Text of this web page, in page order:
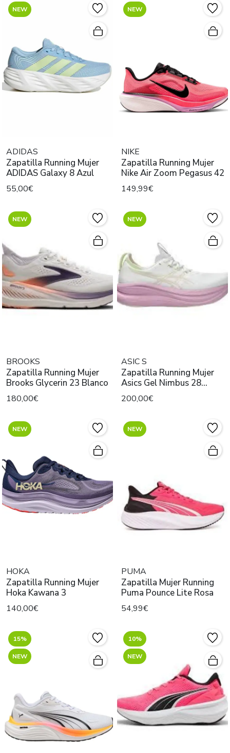
NEW
ADIDAS
Zapatilla Running Mujer
ADIDAS Galaxy 8 Azul
55,00€
NEW
NIKE
Zapatilla Running Mujer
Nike Air Zoom Pegasus 42
149,99€
NEW
BROOKS
Zapatilla Running Mujer
Brooks Glycerin 23 Blanco
180,00€
NEW
ASIC S
Zapatilla Running Mujer
Asics Gel Nimbus 28
Blanco
200,00€
NEW
HOKA
Zapatilla Running Mujer
Hoka Kawana 3
140,00€
NEW
PUMA
Zapatilla Mujer Running
Puma Pounce Lite Rosa
54,99€
15%
NEW
10%
NEW